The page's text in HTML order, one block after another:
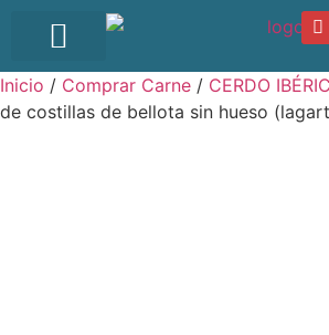
Inicio / Comprar Carne / CERDO
de costillas de bellota sin hueso